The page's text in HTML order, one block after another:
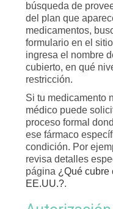
búsqueda de
del plan que
medicamentos,
formulario en el
ingresa el nombre
cubierto, en qué
restricción.
Si tu medicamento
médico puede
proceso formal
ese fármaco
condición. Por
revisa detalles
página ¿Qué cubre
EE.UU.?.